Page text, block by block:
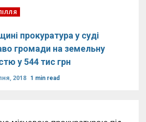
прокуратура у суді
громади на земельну
у 544 тис грн
2018 1 min read